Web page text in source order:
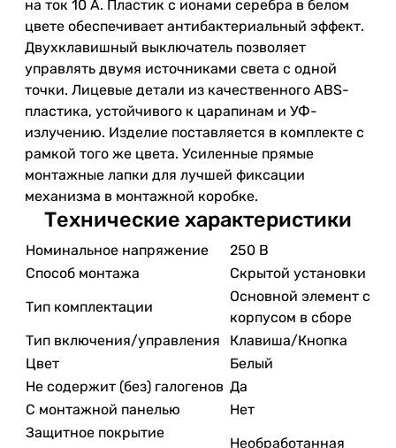
на ток 10 А. Пластик с ионами серебра в белом
цвете обеспечивает антибактериальный эффект.
Двухклавишный выключатель позволяет
управлять двумя источниками света с одной
точки. Лицевые детали из качественного ABS-
пластика, устойчивого к царапинам и УФ-
излучению. Изделие поставляется в комплекте с
рамкой того же цвета. Усиленные прямые
монтажные лапки для лучшей фиксации
механизма в монтажной коробке.
Технические характеристики
Номинальное напряжение
250 В
Способ монтажа
Скрытой установки
Тип комплектации
Основной элемент с
корпусом в сборе
Тип включения/управления
Клавиша/Кнопка
Цвет
Белый
Не содержит (без) галогенов Да
С монтажной панелью
Нет
Защитное покрытие
Необработанная